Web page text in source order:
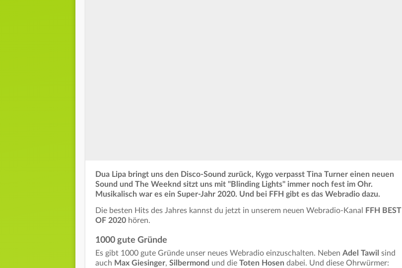
Dua Lipa bringt uns den Disco-Sound zurück, Kygo verpasst Tina Turner einen neuen
Sound und The Weeknd sitzt uns mit "Blinding Lights" immer noch fest im Ohr.
Musikalisch war es ein Super-Jahr 2020. Und bei FFH gibt es das Webradio dazu.
Die besten Hits des Jahres kannst du jetzt in unserem neuen Webradio-Kanal
FFH BEST
OF 2020 hören.
1000 gute Gründe
Es gibt 1000 gute Gründe unser neues Webradio einzuschalten. Neben Adel Tawil sind
auch Max Giesinger, Silbermond und die Toten Hosen dabei. Und diese Ohrwürmer: